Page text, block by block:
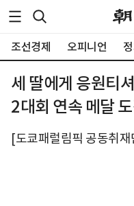
조선경제 오피니언
세 딸에게 응원티
2대회 연속 메달
[도쿄패럴림픽 공동취